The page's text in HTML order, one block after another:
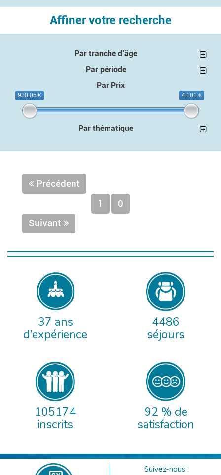
Affiner votre recherche
Par tranche d’âge
Par période
Par Prix
930.05 € 4 101 €
Par thématique
Précédent
1
0
Suivant
37 ans
d’expérience
4486
séjours
105174
inscrits
92 % de
satisfaction
Suivez-nous :